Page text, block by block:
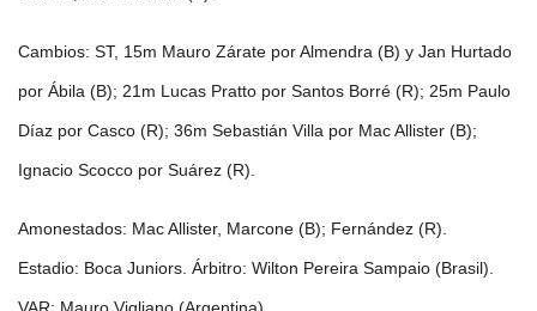
Cambios: ST, 15m Mauro Zárate por Almendra (B) y Jan Hurtado
por Ábila (B); 21m Lucas Pratto por Santos Borré (R); 25m Paulo
Díaz por Casco (R); 36m Sebastián Villa por Mac Allister (B);
Ignacio Scocco por Suárez (R).
Amonestados: Mac Allister, Marcone (B); Fernández (R).
Estadio: Boca Juniors. Árbitro: Wilton Pereira Sampaio (Brasil).